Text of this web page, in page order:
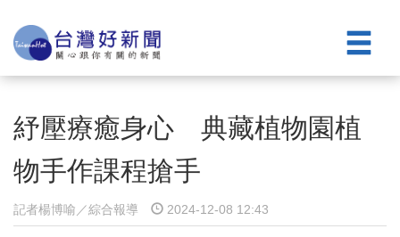
紓壓療癒身心 典藏植物園植
物手作課程搶手
記者楊博喻／綜合報導 2024-12-08 12:43